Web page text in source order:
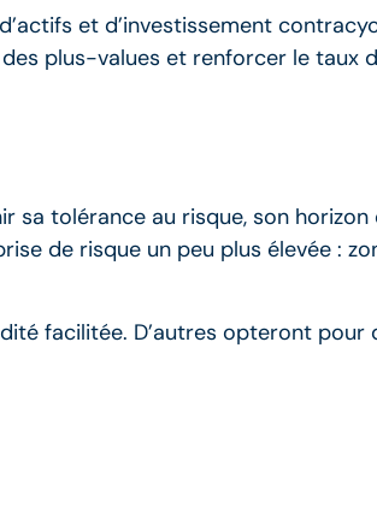
et d’investissement
plus-values et renforcer le taux
tolérance au risque, son
de risque un peu plus élevée :
facilitée. D’autres opteront pour